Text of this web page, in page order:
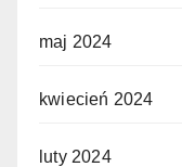
maj 2024
kwiecień 2024
luty 2024